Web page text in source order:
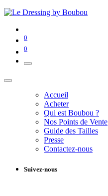
0
0
Accueil
Acheter
Qui est Boubou ?
Nos Points de Vente
Guide des Tailles
Presse
Contactez-nous
Suivez-nous